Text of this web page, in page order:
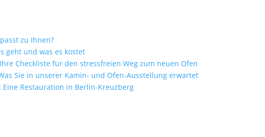
zu Ihnen?
geht und was es kostet
Checkliste für den stressfreien Weg zum neuen Ofen
Sie in unserer Kamin- und Ofen-Ausstellung erwartet
Restauration in Berlin-Kreuzberg